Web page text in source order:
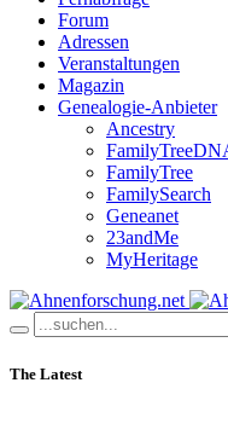
Forum
Adressen
Veranstaltungen
Magazin
Genealogie-Anbieter
Ancestry
FamilyTree
FamilySearch
Geneanet
23andMe
MyHeritage
The Latest